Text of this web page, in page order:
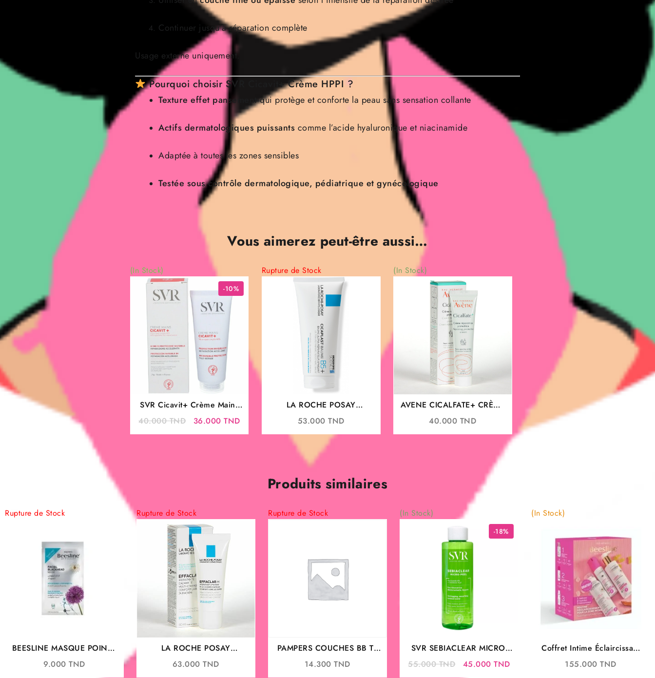
Continuer jusqu’à réparation complète
Usage externe uniquement.
Pourquoi choisir SVR Cicavit+ Crème HPPI ?
Texture effet pansementqui protège et conforte la peau sans sensation collante
Actifs dermatologiques puissants comme l’acide hyaluronique et niacinamide
Adaptée à toutes les zones sensibles
Testée sous contrôle dermatologique, pédiatrique et gynécologique
Vous aimerez peut-être aussi…
(In Stock)
-10%
SVR Cicavit+ Crème Mains
75 g
40.000TND
Le
prix
36.000TNDLe
prix
Rupture de Stock
LA ROCHE POSAY
CICAPLAST BAUME B5+
40ML
53.000TND
(In Stock)
AVENE CICALFATE+ CRÈME
RÉPARATRICE PROTECTRICE
40ML
40.000 TND
Produits similaires
Rupture de Stock
BEESLINE MASQUE POINTS
NOIRS
9.000TND
Rupture de Stock
LA ROCHE POSAY
EFFACLAR H ISO BIOME
SOIN REPARATEUR 40ML
63.000TND
Rupture de Stock
PAMPERS COUCHES BB T1
2/5KG
14.300TND
(In Stock)
-18%
SVR SEBIACLEAR MICRO-
PEEL 150ML
55.000TND
Le
prix
45.000TNDLe
(In Stock)
Coffret Intime Éclaircissant
Beesline – Soin Naturel,
Douceur et Éclat
155.000TND